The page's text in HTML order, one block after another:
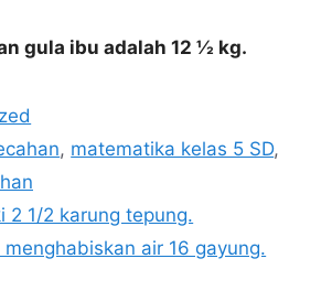
gula ibu adalah 12 ½ kg.
, matematika kelas 5 SD,
2 1/2 karung tepung.
menghabiskan air 16 gayung.